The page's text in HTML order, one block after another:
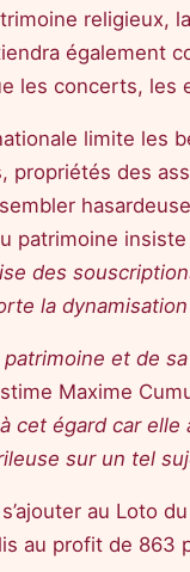
religieux,
également
les concerts, les
limite les
propriétés des
patrimoine
des
la
patrimoine et de
Maxime
cet égard car elle
sur un tel
au Loto
au profit de 863